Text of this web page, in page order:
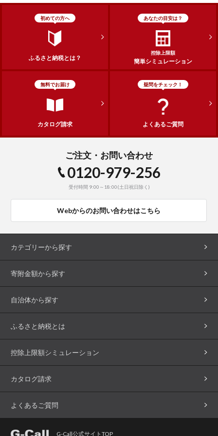
初めての方へ
ふるさと納税とは？
あなたの目安は？
控除上限額
簡単シミュレーション
無料でお届け
カタログ請求
疑問をチェック！
よくあるご質問
ご注文・お問い合わせ
0120-979-256
受付時間 9:00～18:00(土日祝日除く)
Webからのお問い合わせはこちら
カテゴリーから探す
寄附金額から探す
自治体から探す
ふるさと納税とは
控除上限額シミュレーション
カタログ請求
よくあるご質問
G-Call公式サイトTOP